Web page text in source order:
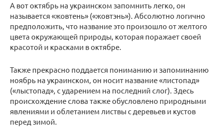
А вот октябрь на украинском запомнить легко, он
называется «жовтень» («жовтэнь»). Абсолютно логично
предположить, что название это произошло от желтого
цвета окружающей природы, которая поражает своей
красотой и красками в октябре.
Также прекрасно поддается пониманию и запоминанию
ноябрь на украинском, он носит название «листопад»
(«лыстопад», с ударением на последний слог). Здесь
происхождение слова также обусловлено природными
явлениями и облетанием листвы с деревьев и кустов
перед зимой.